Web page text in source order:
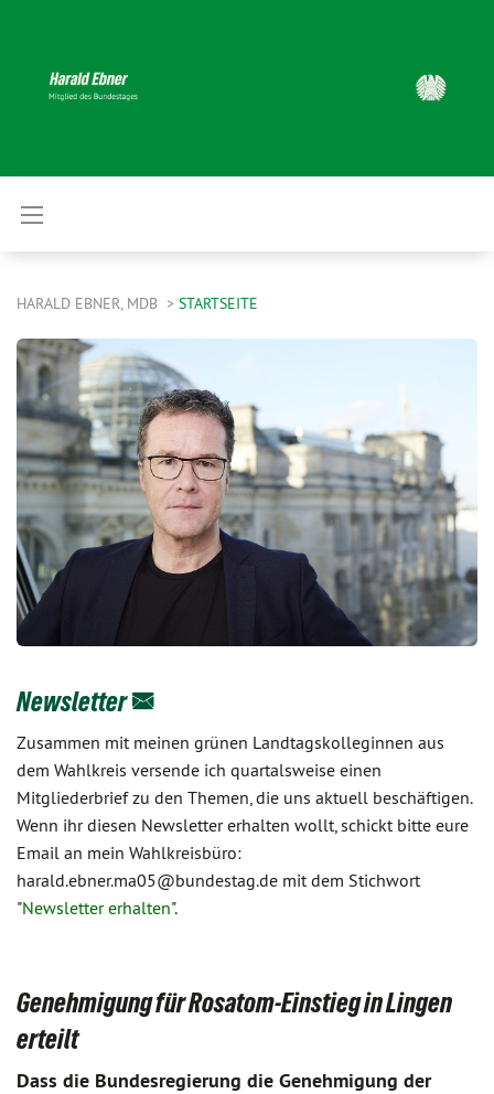
HARALD EBNER, MDB STARTSEITE
Newsletter
Zusammen mit meinen grünen Landtagskolleginnen aus
dem Wahlkreis versende ich quartalsweise einen
Mitgliederbrief zu den Themen, die uns aktuell beschäftigen.
Wenn ihr diesen Newsletter erhalten wollt, schickt bitte eure
Email an mein Wahlkreisbüro:
harald.ebner.ma05@bundestag.de mit dem Stichwort
"Newsletter erhalten".
Genehmigung für Rosatom-Einstieg in Lingen
erteilt
Dass die Bundesregierung die Genehmigung der